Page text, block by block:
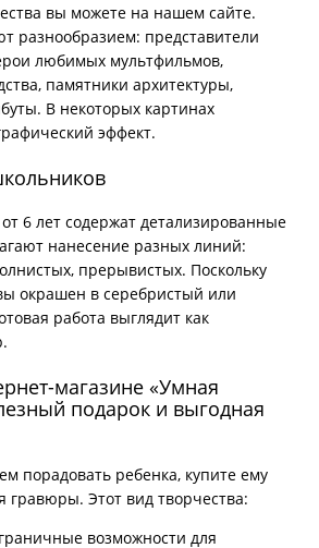
вы можете на нашем сайте.
разнообразием: представители
любимых мультфильмов,
памятники архитектуры,
В некоторых картинах
эффект.
6 лет содержат детализированные
нанесение разных линий:
прерывистых. Поскольку
окрашен в серебристый или
работа выглядит как
магазине «Умная
подарок и выгодная
порадовать ребенка, купите ему
гравюры. Этот вид творчества:
возможности для